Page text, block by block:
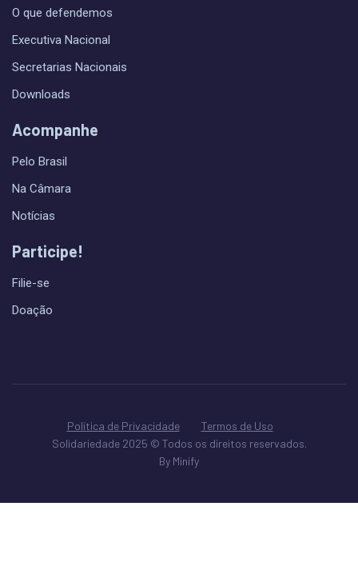
O que defendemos
Executiva Nacional
Secretarias Nacionais
Downloads
Acompanhe
Pelo Brasil
Na Câmara
Notícias
Participe!
Filie-se
Doação
Política de Privacidade
Termos de Uso
Solidariedade 2025 © Todos os direitos reservados.
By Minify